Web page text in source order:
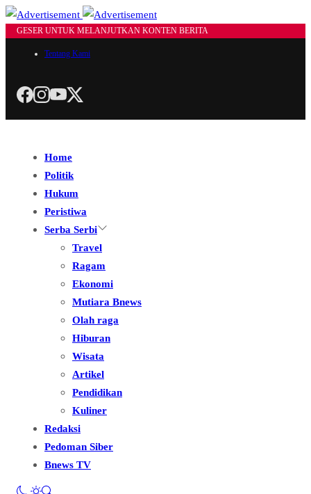
GESER UNTUK MELANJUTKAN KONTEN BERITA
Tentang Kami
Home
Politik
Hukum
Peristiwa
Serba Serbi
Travel
Ragam
Ekonomi
Mutiara Bnews
Olah raga
Hiburan
Wisata
Artikel
Pendidikan
Kuliner
Redaksi
Pedoman Siber
Bnews TV